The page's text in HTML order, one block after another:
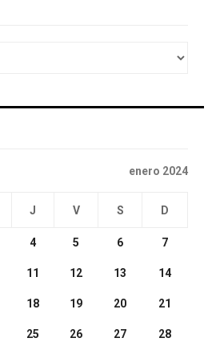
enero 2024
J V S D
4 5 6 7
11 12 13 14
18 19 20 21
25 26 27 28